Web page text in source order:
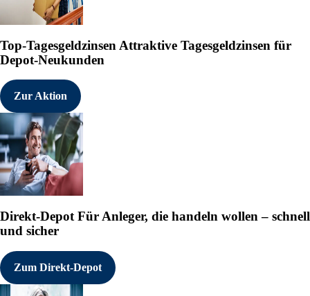
Top-Tagesgeldzinsen Attraktive Tagesgeldzinsen für
Depot-Neukunden
Zur Aktion
Direkt-Depot Für Anleger, die handeln wollen – schnell
und sicher
Zum Direkt-Depot